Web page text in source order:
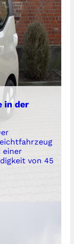
in der
einer
von 45